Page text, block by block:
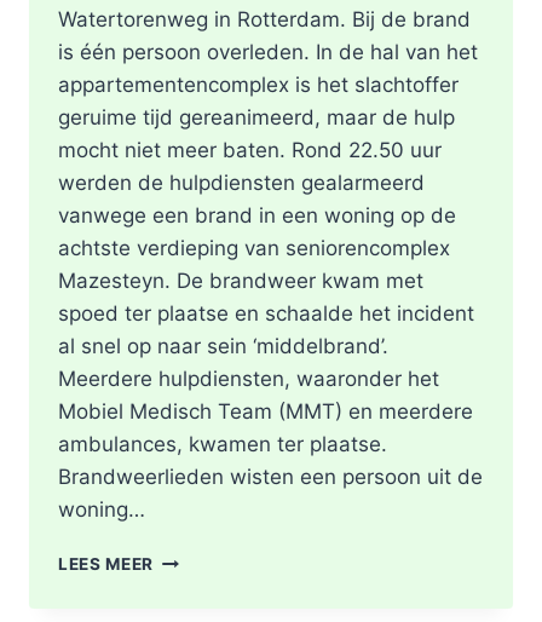
Watertorenweg in Rotterdam. Bij de brand
is één persoon overleden. In de hal van het
appartementencomplex is het slachtoffer
geruime tijd gereanimeerd, maar de hulp
mocht niet meer baten. Rond 22.50 uur
werden de hulpdiensten gealarmeerd
vanwege een brand in een woning op de
achtste verdieping van seniorencomplex
Mazesteyn. De brandweer kwam met
spoed ter plaatse en schaalde het incident
al snel op naar sein ‘middelbrand’.
Meerdere hulpdiensten, waaronder het
Mobiel Medisch Team (MMT) en meerdere
ambulances, kwamen ter plaatse.
Brandweerlieden wisten een persoon uit de
woning…
LEES MEER DODE